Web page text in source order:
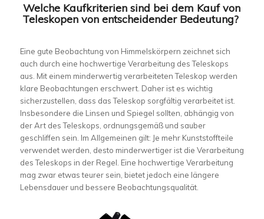
Welche Kaufkriterien sind bei dem Kauf von
Teleskopen von entscheidender Bedeutung?
Eine gute Beobachtung von Himmelskörpern zeichnet sich
auch durch eine hochwertige Verarbeitung des Teleskops
aus. Mit einem minderwertig verarbeiteten Teleskop werden
klare Beobachtungen erschwert. Daher ist es wichtig
sicherzustellen, dass das Teleskop sorgfältig verarbeitet ist.
Insbesondere die Linsen und Spiegel sollten, abhängig von
der Art des Teleskops, ordnungsgemäß und sauber
geschliffen sein. Im Allgemeinen gilt: Je mehr Kunststoffteile
verwendet werden, desto minderwertiger ist die Verarbeitung
des Teleskops in der Regel. Eine hochwertige Verarbeitung
mag zwar etwas teurer sein, bietet jedoch eine längere
Lebensdauer und bessere Beobachtungsqualität.